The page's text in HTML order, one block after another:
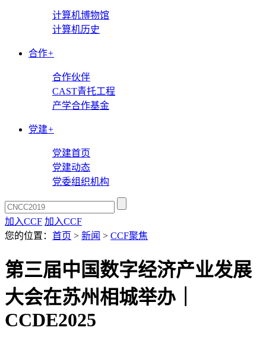
计算机博物馆
计算机历史
合作+
合作伙伴
CAST青托工程
产学合作基金
党建+
党建首页
党建动态
党委组织机构
加入CCF 加入CCF
您的位置： 首页 > 新闻 > CCF聚焦
第三届中国数字经济产业发展
大会在苏州相城举办｜
CCDE2025